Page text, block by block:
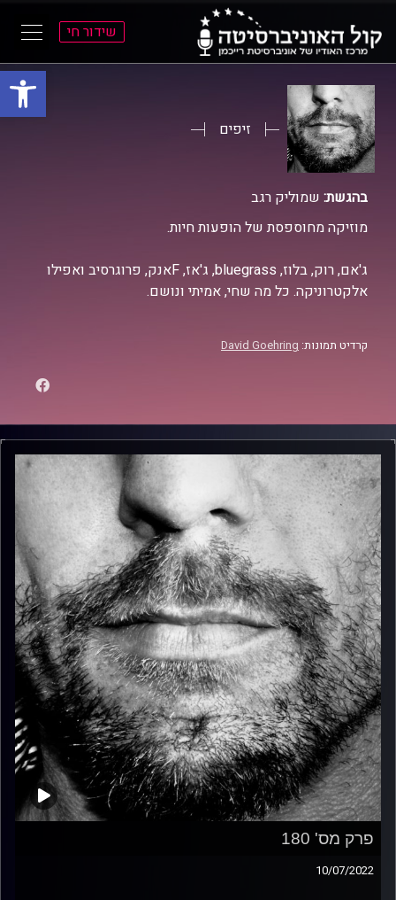
פתח
התפריט
הראשי
התוכן
הראשי
שידור חי
זיפים
בהגשת: שמוליק רגב
מוזיקה מחוספסת של הופעות חיות.
ג'אם, רוק, בלוז, bluegrass, ג'אז, Fאנק, פרוגרסיב ואפילו
אלקטרוניקה. כל מה שחי, אמיתי ונושם.
קרדיט תמונות: David Goehring
פרק מס' 180
10/07/2022